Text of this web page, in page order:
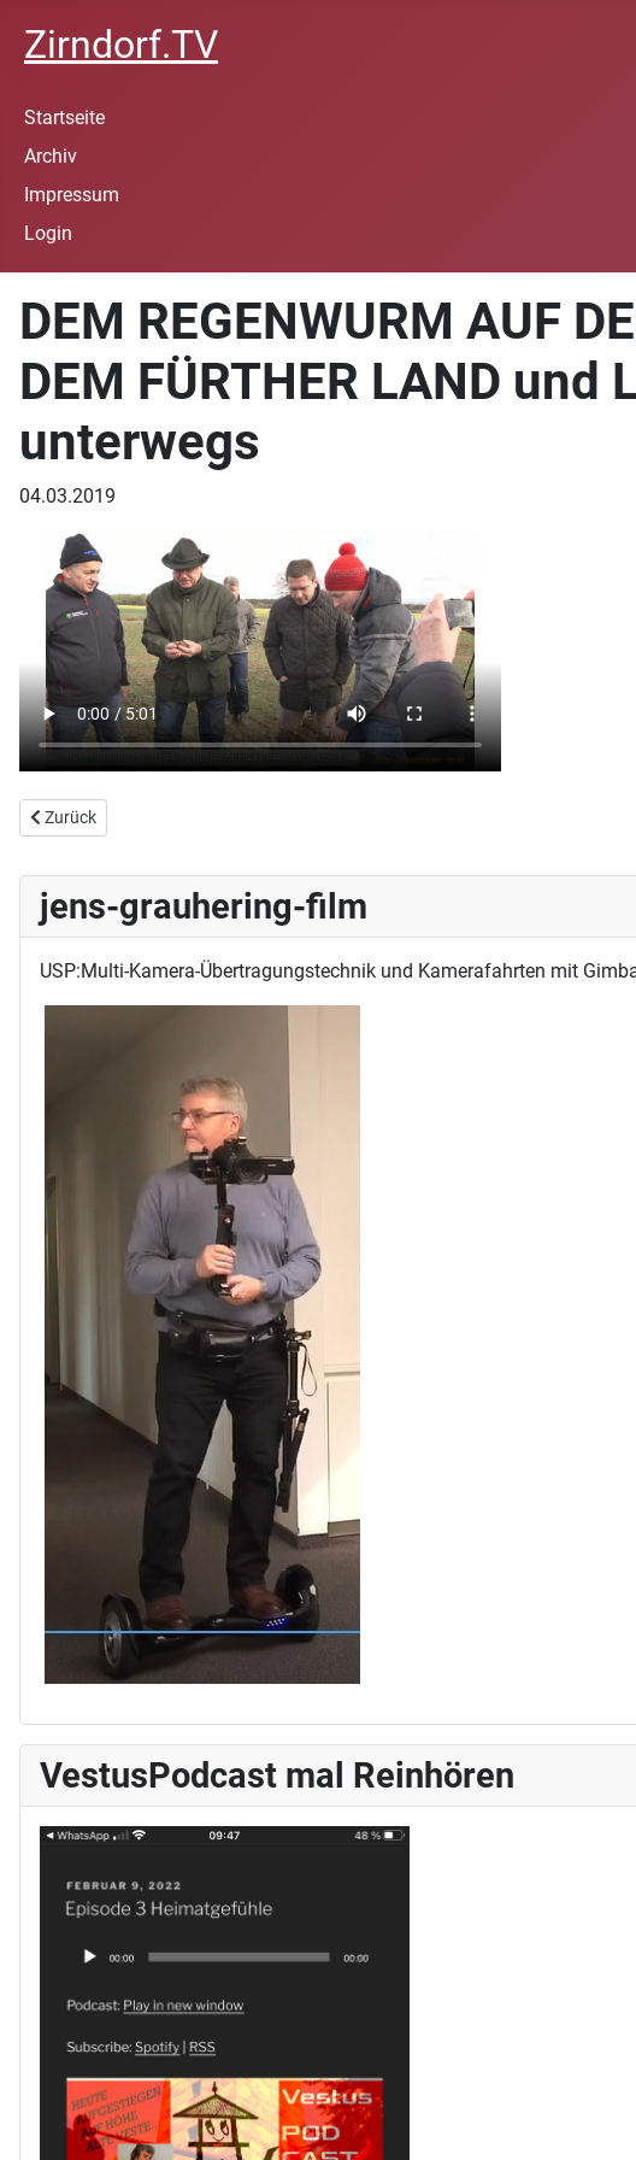
Zirndorf.TV
Startseite
Archiv
Impressum
Login
DEM REGENWURM AUF
DEM FÜRTHER LAND
unterwegs
04.03.2019
Vorheriger Beitrag: Erster E-Scooter für Straßen und Radwege in Fürth vorgestellt
Zurück
jens-grauhering-film
USP:Multi-Kamera-Übertragungstechnik und Kamerafahrten mit
VestusPodcast mal Reinhören